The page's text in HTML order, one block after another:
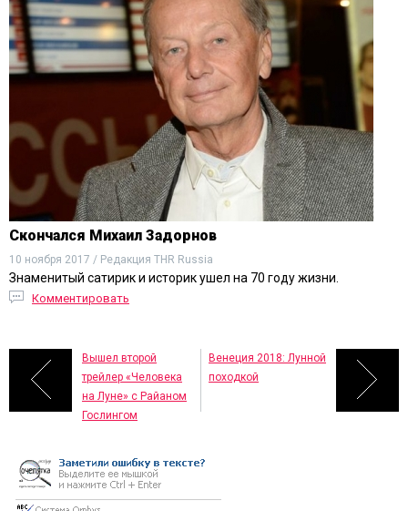
Скончался Михаил Задорнов
10 ноября 2017 / Редакция THR Russia
Знаменитый сатирик и историк ушел на 70 году жизни.
Комментировать
Вышел второй
трейлер «Человека
на Луне» с Райаном
Гослингом
Венеция 2018: Лунной
походкой